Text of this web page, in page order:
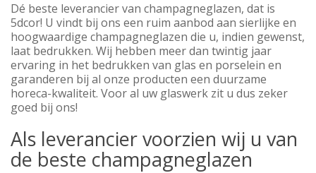
Dé beste leverancier van champagneglazen, dat is
5dcor! U vindt bij ons een ruim aanbod aan sierlijke en
hoogwaardige champagneglazen die u, indien gewenst,
laat bedrukken. Wij hebben meer dan twintig jaar
ervaring in het bedrukken van glas en porselein en
garanderen bij al onze producten een duurzame
horeca-kwaliteit. Voor al uw glaswerk zit u dus zeker
goed bij ons!
Als leverancier voorzien wij u van
de beste champagneglazen